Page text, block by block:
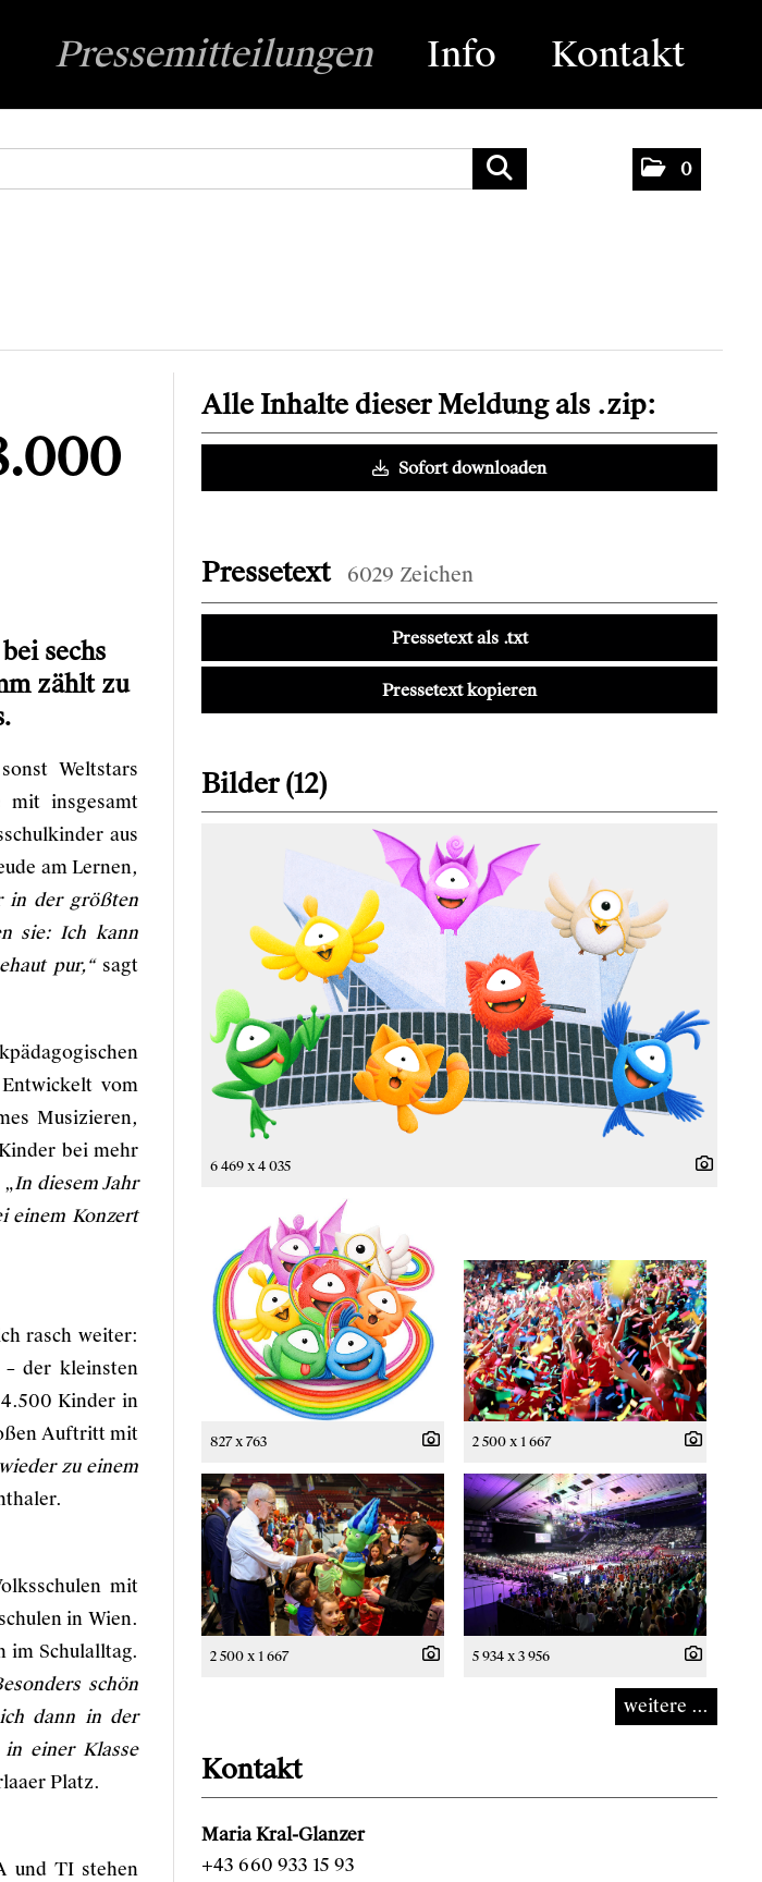
Pressemitteilungen Info Kontakt
0
sechs
zählt zu
Weltstars
mit insgesamt
aus
am Lernen,
in der größten
sie: Ich kann
pur,“sagt
vom
Musizieren,
bei mehr
„In diesem Jahr
einem Konzert
rasch weiter:
– der kleinsten
4.500 Kinder in
Auftritt mit
zu einem
mit
in Wien.
im Schulalltag.
schön
dann in der
einer Klasse
Platz.
und TI stehen
Alle Inhalte dieser Meldung als .zip:
Sofort downloaden
Pressetext 6029 Zeichen
Pressetext als .txt
Pressetext kopieren
Bilder (12)
6 469 x 4 035
827 x 763 2 500 x 1 667
2 500 x 1 667 5 934 x 3 956
weitere ...
Kontakt
Maria Kral-Glanzer
+43 660 933 15 93